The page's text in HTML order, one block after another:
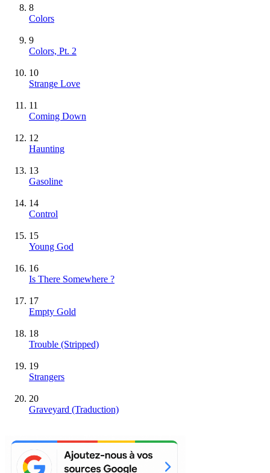
8
Colors
9
Colors, Pt. 2
10
Strange Love
11
Coming Down
12
Haunting
13
Gasoline
14
Control
15
Young God
16
Is There Somewhere ?
17
Empty Gold
18
Trouble (Stripped)
19
Strangers
20
Graveyard (Traduction)